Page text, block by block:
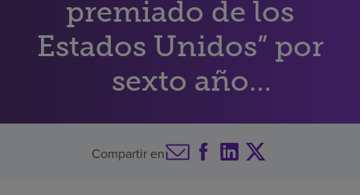
Acerca de nosotros
Inversores
premiado de los
Estados Unidos” por
sexto año
consecutivo
Compartir en